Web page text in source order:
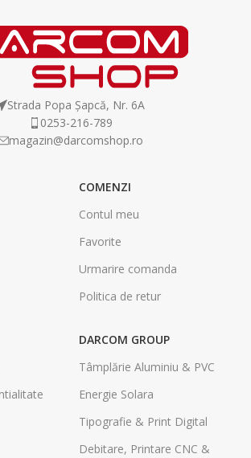
Strada Popa Șapcă, Nr. 6A
0253-216-789
magazin@darcomshop.ro
COMENZI
Contul meu
Favorite
Urmarire comanda
Politica de retur
DARCOM GROUP
Tâmplărie Aluminiu & PVC
Energie Solara
Tipografie & Print Digital
Debitare, Printare CNC &